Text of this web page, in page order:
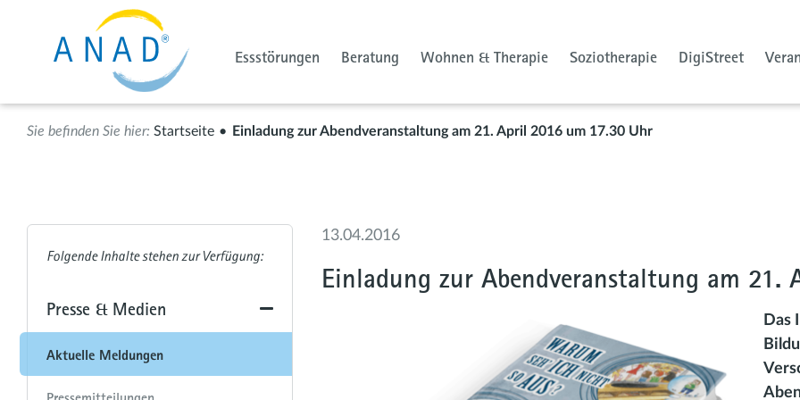
Essstörungen Beratung Wohnen & Therapie Soziotherapie DigiStreet
Startseite Einladung zur Abendveranstaltung am 21. April 2016 um 17.30 Uhr
Presse & Medien
Aktuelle Meldungen
13.04.2016
Einladung zur Abendveranstaltung am
Das